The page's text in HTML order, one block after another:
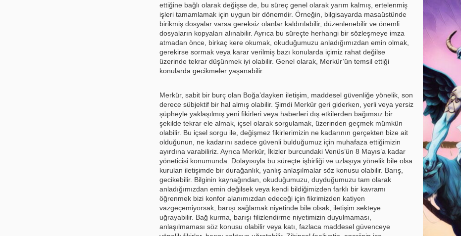
ettiğine bağlı olarak değişse de, bu süreç genel olarak yarım kalmış, ertelenmiş
işleri tamamlamak için uygun bir dönemdir. Örneğin, bilgisayarda masaüstünde
birikmiş dosyalar varsa gereksiz olanlar kaldırılabilir, düzenlenebilir ve önemli
dosyaların kopyaları alınabilir. Ayrıca bu süreçte herhangi bir sözleşmeye imza
atmadan önce, birkaç kere okumak, okuduğumuzu anladığımızdan emin olmak,
gerekirse sormak veya karar verilmiş bazı konularda içimiz rahat değilse
üzerinde tekrar düşünmek iyi olabilir. Genel olarak, Merkür’ün temsil ettiği
konularda gecikmeler yaşanabilir.
Merkür, sabit bir burç olan Boğa’dayken iletişim, maddesel güvenliğe yönelik, son
derece sübjektif bir hal almış olabilir. Şimdi Merkür geri giderken, yerli veya yersiz
şüpheyle yaklaşılmış yeni fikirleri veya haberleri dış etkilerden bağımsız bir
şekilde tekrar ele almak, içsel olarak sorgulamak, üzerinden geçmek mümkün
olabilir. Bu içsel sorgu ile, değişmez fikirlerimizin ne kadarının gerçekten bize ait
olduğunun, ne kadarını sadece güvenli bulduğumuz için muhafaza ettiğimizin
ayırdına varabiliriz. Ayrıca Merkür, İkizler burcundaki Venüs’ün 8 Mayıs’a kadar
yöneticisi konumunda. Dolayısıyla bu süreçte işbirliği ve uzlaşıya yönelik bile olsa
kurulan iletişimde bir durağanlık, yanlış anlaşılmalar söz konusu olabilir. Barış,
gecikebilir. Bilginin kaynağından, okuduğumuzu, duyduğumuzu tam olarak
anladığımızdan emin değilsek veya kendi bildiğimizden farklı bir kavramı
öğrenmek bizi konfor alanımızdan edeceği için fikrimizden katiyen
vazgeçemiyorsak, barışı sağlamak niyetinde bile olsak, iletişim sekteye
uğrayabilir. Bağ kurma, barışı filizlendirme niyetimizin duyulmaması,
anlaşılmaması söz konusu olabilir veya katı, fazlaca maddesel güvenceye